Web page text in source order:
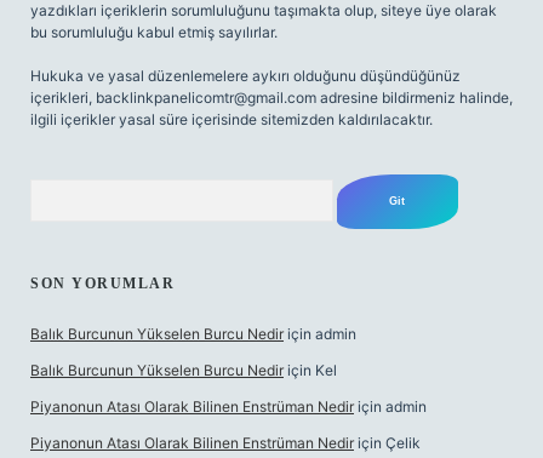
yazdıkları içeriklerin sorumluluğunu taşımakta olup, siteye üye olarak
bu sorumluluğu kabul etmiş sayılırlar.
Hukuka ve yasal düzenlemelere aykırı olduğunu düşündüğünüz
içerikleri, backlinkpanelicomtr@gmail.com adresine bildirmeniz halinde,
ilgili içerikler yasal süre içerisinde sitemizden kaldırılacaktır.
SON YORUMLAR
Balık Burcunun Yükselen Burcu Nedir için admin
Balık Burcunun Yükselen Burcu Nedir için Kel
Piyanonun Atası Olarak Bilinen Enstrüman Nedir için admin
Piyanonun Atası Olarak Bilinen Enstrüman Nedir için Çelik